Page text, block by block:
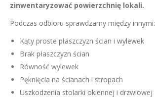
zinwentaryzować powierzchnię lokali.
Podczas odbioru sprawdzamy między innymi:
Kąty proste płaszczyzn ścian i wylewek
Brak płaszczyzn ścian
Równość wylewek
Pęknięcia na ścianach i stropach
Uszkodzenia stolarki okiennej i drzwiowej